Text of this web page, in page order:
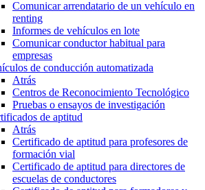
Comunicar arrendatario de un vehículo en
renting
Informes de vehículos en lote
Comunicar conductor habitual para
empresas
de conducción automatizada
Atrás
Centros de Reconocimiento Tecnológico
Pruebas o ensayos de investigación
de aptitud
Atrás
Certificado de aptitud para profesores de
formación vial
Certificado de aptitud para directores de
escuelas de conductores